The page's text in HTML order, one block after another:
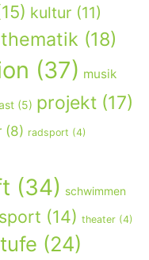
kultur (11)
(18)
(37) musik
(5) projekt (17)
(8) radsport (4)
(34) schwimmen
sport (14) theater (4)
(24)